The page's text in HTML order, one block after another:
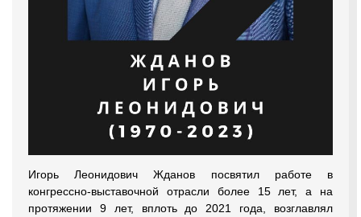
Игорь Леонидович Жданов посвятил работе в
конгрессно-выставочной отрасли более 15 лет, а на
протяжении 9 лет, вплоть до 2021 года, возглавлял